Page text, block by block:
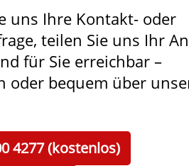
uns Ihre Kontakt- oder
teilen Sie uns Ihr
für Sie erreichbar –
oder bequem über
4277 (kostenlos)